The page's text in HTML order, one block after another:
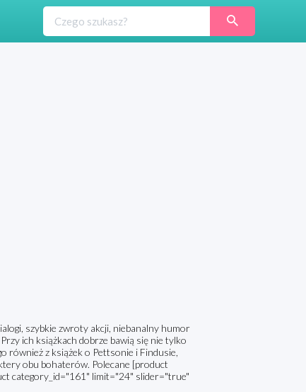
szybkie zwroty akcji, niebanalny humor
ich książkach dobrze bawią się nie tylko
również z książek o Pettsonie i Findusie,
obu bohaterów. Polecane [product
category_id="161" limit="24" slider="true"